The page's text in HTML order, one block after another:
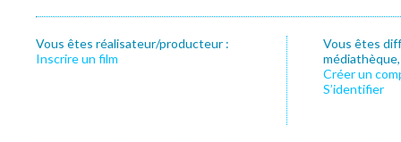
Vous êtes réalisateur/producteur :
Inscrire un film
Vous êtes
Créer un
S’identifier